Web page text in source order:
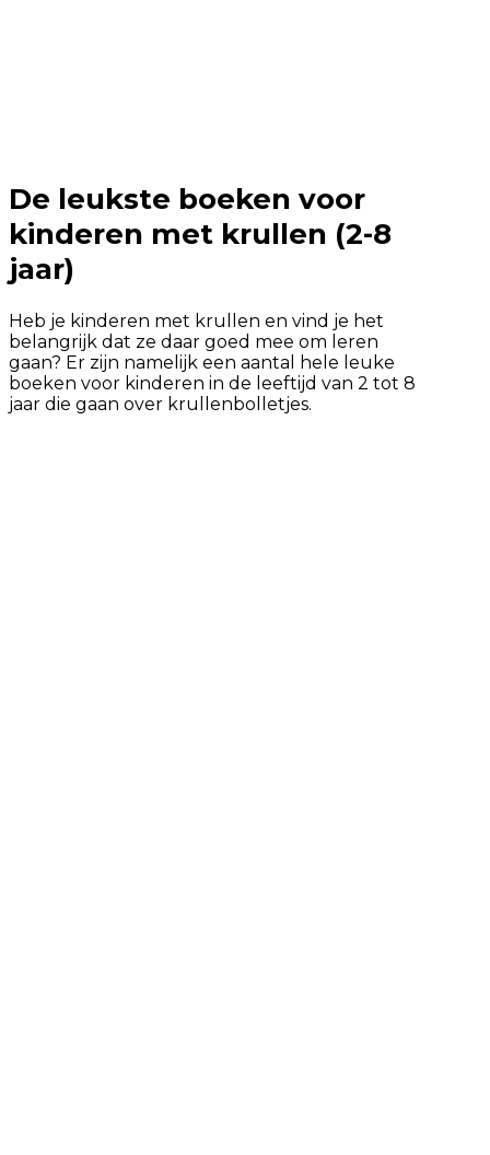
De leukste boeken voor
kinderen met krullen (2-8
jaar)
Heb je kinderen met krullen en vind je het
belangrijk dat ze daar goed mee om leren
gaan? Er zijn namelijk een aantal hele leuke
boeken voor kinderen in de leeftijd van 2 tot 8
jaar die gaan over krullenbolletjes.